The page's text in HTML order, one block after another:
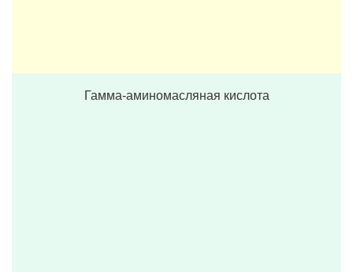
Гамма-аминомасляная кислота